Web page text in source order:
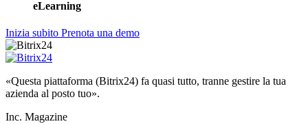
eLearning
Inizia subito Prenota una demo
«Questa piattaforma (Bitrix24) fa quasi tutto, tranne gestire la tua
azienda al posto tuo».
Inc. Magazine